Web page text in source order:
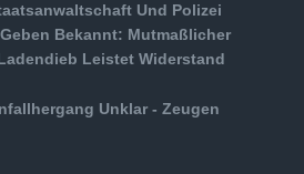
Und Polizei
Bekannt: Mutmaßlicher
Leistet Widerstand
Unklar - Zeugen